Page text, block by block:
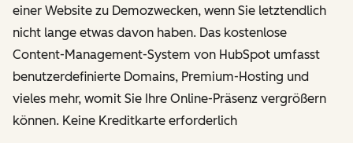
einer Website zu Demozwecken, wenn Sie letztendlich
nicht lange etwas davon haben. Das kostenlose
Content-Management-System von HubSpot umfasst
benutzerdefinierte Domains, Premium-Hosting und
vieles mehr, womit Sie Ihre Online-Präsenz vergrößern
können. Keine Kreditkarte erforderlich